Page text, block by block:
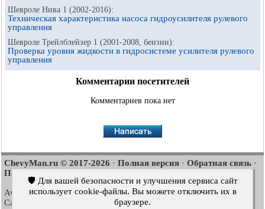
Шевроле Нива 1 (2002-2016):
Техническая характеристика насоса гидроусилителя рулевого
управления
Шевроле Трейлблейзер 1 (2001-2008, бензин):
Проверка уровня жидкости в гидросистеме усилителя рулевого
управления
Комментарии посетителей
Комментариев пока нет
ChevyMan.ru © 2017-2026 · Полная версия · Обратная связь ·
Поиск по сайту
Aveo 2003-2008·Aveo2006-2011·Aveo2012-2018·
Captiva 2008-2016·Lacetti
🛡️ Для вашей безопасности и улучшения сервиса сайт
использует cookie-файлы. Вы можете отключить их в
браузере.